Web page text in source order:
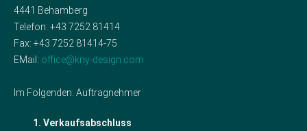
4441 Behamberg
Telefon: +43 7252 81414
Fax: +43 7252 81414-75
EMail: office@kny-design.com
Im Folgenden: Auftragnehmer
1. Verkaufsabschluss